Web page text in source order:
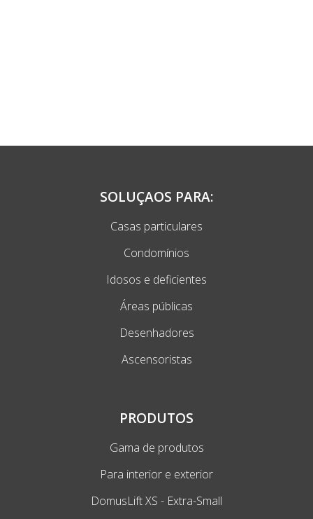
SOLUÇAOS PARA:
Casas particulares
Condomínios
Idosos e deficientes
Áreas públicas
Desenhadores
Ascensoristas
PRODUTOS
Gama de produtos
Para interior e exterior
DomusLift XS - Extra-Small